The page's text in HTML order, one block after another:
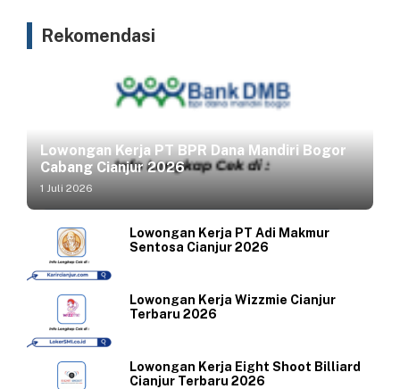
Rekomendasi
Lowongan Kerja PT BPR Dana Mandiri Bogor
Cabang Cianjur 2026
1 Juli 2026
Lowongan Kerja PT Adi Makmur
Sentosa Cianjur 2026
Lowongan Kerja Wizzmie Cianjur
Terbaru 2026
Lowongan Kerja Eight Shoot Billiard
Cianjur Terbaru 2026